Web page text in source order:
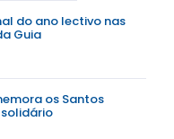
do ano lectivo nas
Guia
os Santos